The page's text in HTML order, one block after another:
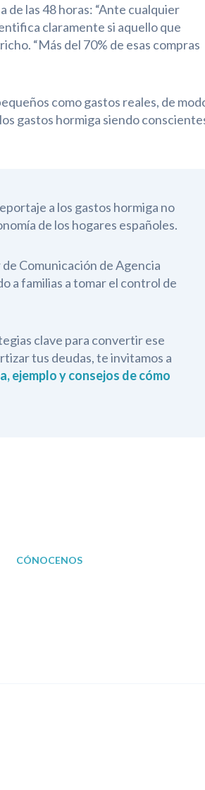
las 48 horas: “Ante cualquier
claramente si aquello que
“Más del 70% de esas compras
como gastos reales, de
gastos hormiga siendo
a los gastos hormiga no
de los hogares españoles.
Comunicación de Agencia
a familias a tomar el control de
clave para convertir ese
tus deudas, te invitamos a
ejemplo y consejos de cómo
CÓNOCENOS